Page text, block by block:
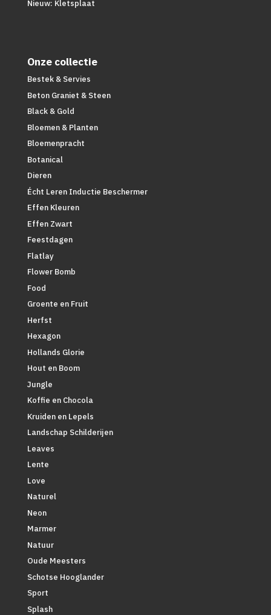
Nieuw: Kletsplaat
Onze collectie
Bestek & Servies
Beton Graniet & Steen
Black & Gold
Bloemen & Planten
Bloemenpracht
Botanical
Dieren
Écht Leren Inductie Beschermer
Effen Kleuren
Effen Zwart
Feestdagen
Flatlay
Flower Bomb
Food
Groente en Fruit
Herfst
Hexagon
Hollands Glorie
Hout en Boom
Jungle
Koffie en Chocola
Kruiden en Lepels
Landschap Schilderijen
Leaves
Lente
Love
Naturel
Neon
Marmer
Natuur
Oude Meesters
Schotse Hooglander
Sport
Splash